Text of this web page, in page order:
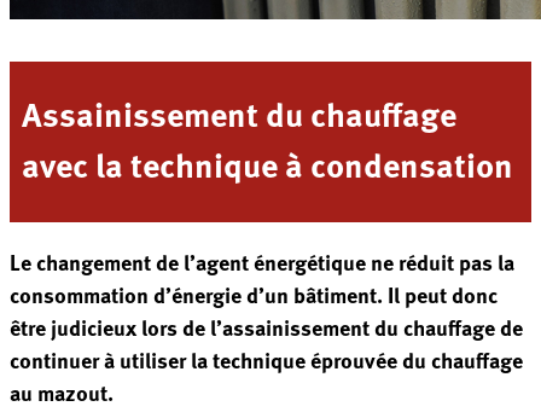
Assainissement du chauffage
avec la technique à condensation
Le changement de l’agent énergétique ne réduit pas la
consommation d’énergie d’un bâtiment. Il peut donc
être judicieux lors de l’assainissement du chauffage de
continuer à utiliser la technique éprouvée du chauffage
au mazout.